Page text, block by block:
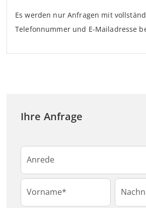
Es werden nur Anfragen mit
Telefonnummer und E-Mailadresse
Ihre Anfrage